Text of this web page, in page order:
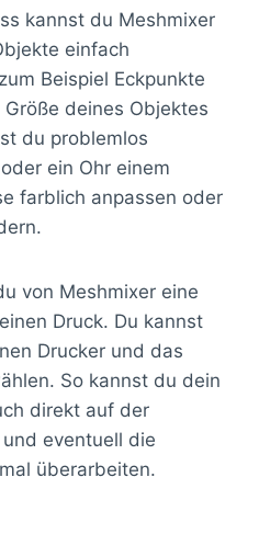
kannst du Meshmixer
einfach
Beispiel Eckpunkte
deines Objektes
du problemlos
ein Ohr einem
farblich anpassen oder
von Meshmixer eine
Druck. Du kannst
Drucker und das
So kannst du dein
direkt auf der
eventuell die
überarbeiten.